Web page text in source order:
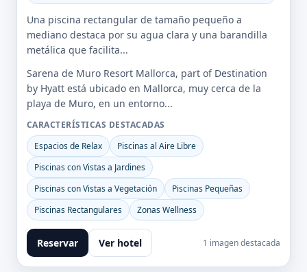
Una piscina rectangular de tamaño pequeño a
mediano destaca por su agua clara y una barandilla
metálica que facilita...
Sarena de Muro Resort Mallorca, part of Destination
by Hyatt está ubicado en Mallorca, muy cerca de la
playa de Muro, en un entorno...
CARACTERÍSTICAS DESTACADAS
Espacios de Relax
Piscinas al Aire Libre
Piscinas con Vistas a Jardines
Piscinas con Vistas a Vegetación
Piscinas Pequeñas
Piscinas Rectangulares
Zonas Wellness
Reservar Ver hotel 1 imagen destacada